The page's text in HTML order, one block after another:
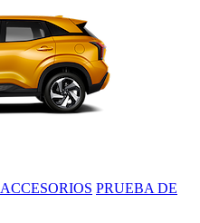
ACCESORIOS PRUEBA DE